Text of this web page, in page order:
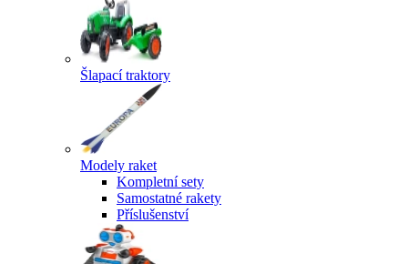
Šlapací traktory
Modely raket
Kompletní sety
Samostatné rakety
Příslušenství